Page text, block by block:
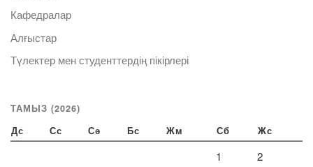
Кафедралар
Алғыстар
Түлектер мен студенттердің пікірлері
ТАМЫЗ (2026)
Дс Сс Сә Бс Жм Сб Жс
1 2